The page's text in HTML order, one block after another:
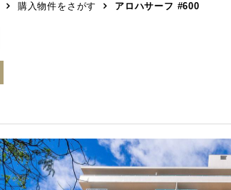
購入物件をさがす アロハサーフ #600